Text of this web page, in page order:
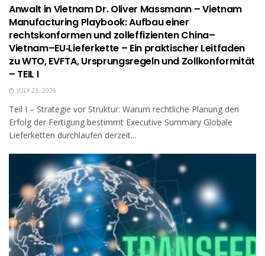
Anwalt in Vietnam Dr. Oliver Massmann – Vietnam
Manufacturing Playbook: Aufbau einer
rechtskonformen und zoll­effizienten China–
Vietnam–EU‑Lieferkette – Ein praktischer Leitfaden
zu WTO, EVFTA, Ursprungsregeln und Zollkonformität
– TEIL I
JULY 23, 2026
Teil I – Strategie vor Struktur: Warum rechtliche Planung den
Erfolg der Fertigung bestimmt Executive Summary Globale
Lieferketten durchlaufen derzeit...